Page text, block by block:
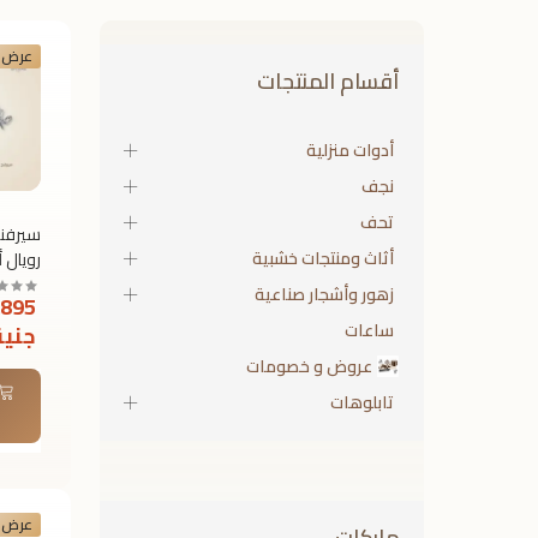
أقسام المنتجات
أدوات منزلية
نجف
تحف
أثاث ومنتجات خشبية
زهور وأشجار صناعية
ساعات
عروض و خصومات
تابلوهات
سيلفر